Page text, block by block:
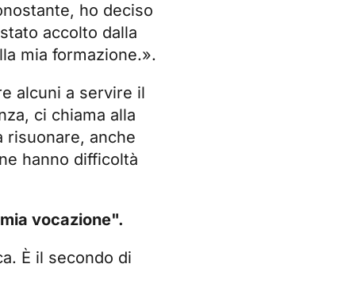
ho deciso
accolto dalla
mia formazione.».
alcuni a servire il
ci chiama alla
risuonare, anche
hanno difficoltà
vocazione".
È il secondo di